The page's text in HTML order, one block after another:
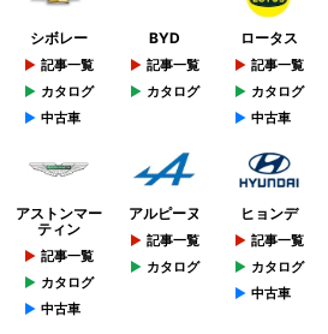
シボレー
記事一覧
カタログ
中古車
BYD
記事一覧
カタログ
ロータス
記事一覧
カタログ
中古車
アストンマー
ティン
記事一覧
カタログ
中古車
アルピーヌ
記事一覧
カタログ
ヒョンデ
記事一覧
カタログ
中古車